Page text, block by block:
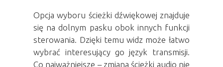
Opcja wyboru ścieżki dźwiękowej znajduje
się na dolnym pasku obok innych funkcji
sterowania. Dzięki temu widz może łatwo
wybrać interesujący go język transmisji.
Co najważniejsze – zmiana ścieżki audio nie